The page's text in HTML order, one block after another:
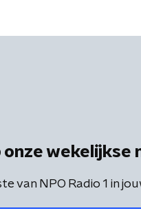
onze wekelijkse
van NPO Radio 1 in